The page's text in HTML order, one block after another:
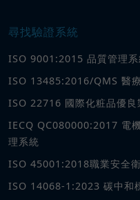
尋找驗證系統
ISO 9001:2015 品質管理系
ISO 13485:2016/QMS 醫
ISO 22716 國際化粧品優良
IECQ QC080000:2017 電
理系統
ISO 45001:2018職業安全
ISO 14068-1:2023 碳中和